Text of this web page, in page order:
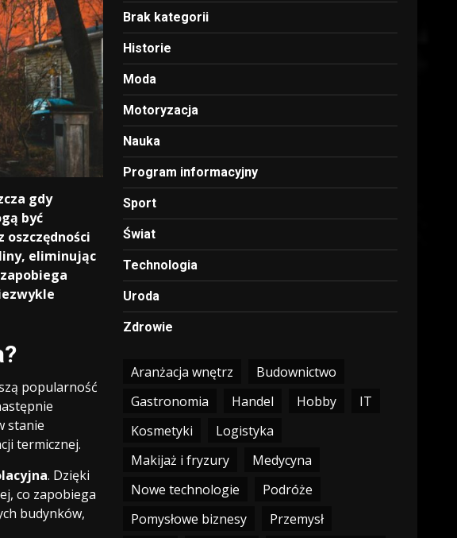
gdy
być
eliminując
popularność
stanie
termicznej.
. Dzięki
co zapobiega
budynków,
Brak kategorii
Historie
Moda
Motoryzacja
Nauka
Program informacyjny
Sport
Świat
Technologia
Uroda
Zdrowie
Aranżacja wnętrz
Budownictwo
Gastronomia
Handel Hobby
IT
Kosmetyki
Logistyka
Makijaż i fryzury
Medycyna
Nowe technologie
Podróże
Pomysłowe biznesy
Przemysł